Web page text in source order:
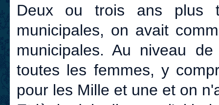
Deux ou trois ans plus
municipales, on avait
municipales. Au niveau
toutes les femmes, y
pour les Mille et une et on